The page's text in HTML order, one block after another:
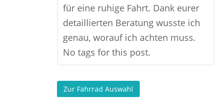
für eine ruhige Fahrt. Dank eurer
detaillierten Beratung wusste ich
genau, worauf ich achten muss.
No tags for this post.
Zur Fahrrad Auswahl